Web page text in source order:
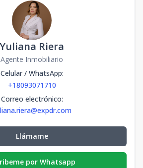
Yuliana Riera
Agente Inmobiliario
Celular / WhatsApp:
+18093071710
Correo electrónico:
Llámame
por Whatsapp